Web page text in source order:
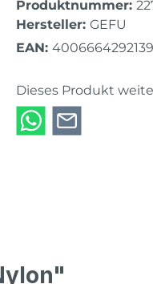
Produktnummer:
Hersteller: GEFU
EAN: 4006664292139
Dieses Produkt